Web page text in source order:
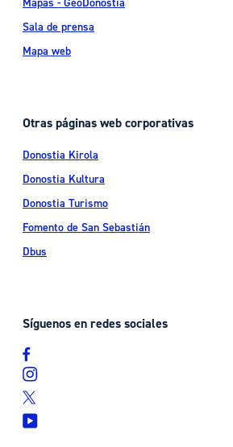
Sala de prensa
Mapa web
Otras páginas web corporativas
Donostia Kirola
Donostia Kultura
Donostia Turismo
Fomento de San Sebastián
Dbus
Síguenos en redes sociales